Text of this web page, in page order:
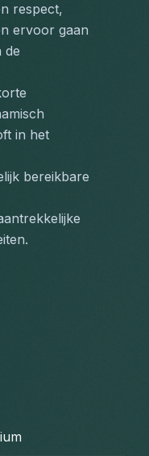
respect,
ervoor gaan
de
in het
bereikbare